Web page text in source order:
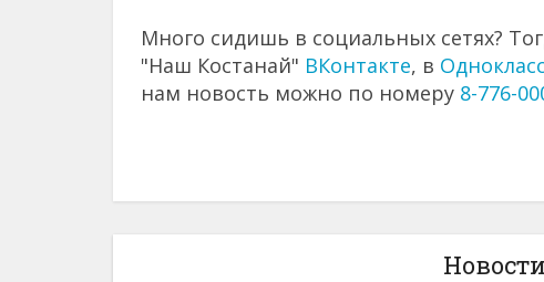
Много сидишь в социальных сетях?
"Наш Костанай" ВКонтакте, в
нам новость можно по номеру 8-776-